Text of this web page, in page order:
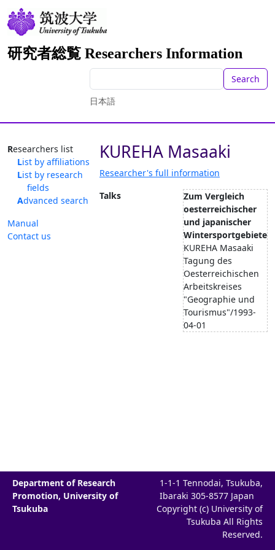
研究者総覧 Researchers Information
Search
日本語
Researchers list
List by affiliations
List by research
fields
Advanced search
Manual
Contact us
KUREHA Masaaki
Researcher's full information
Talks
Zum Vergleich
oesterreichischer
und japanischer
Wintersportgebiete
KUREHA Masaaki
Tagung des
Oesterreichischen
Arbeitskreises
"Geographie und
Tourismus"/1993-
04-01
Department of Research
Promotion, University of
Tsukuba
1-1-1 Tennodai, Tsukuba,
Ibaraki 305-8577 Japan
Copyright (c) University of
Tsukuba All Rights
Reserved.